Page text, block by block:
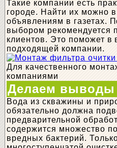
Такие компании есть
городе. Найти их можно
объявлениям в газетах.
выбором рекомендуется
клиентов. Это поможет в
подходящей компании.
Для качественного
компаниями
Делаем выводы
Вода из скважины и
обязательно должна
предварительной
содержится множество
вредных бактерий.